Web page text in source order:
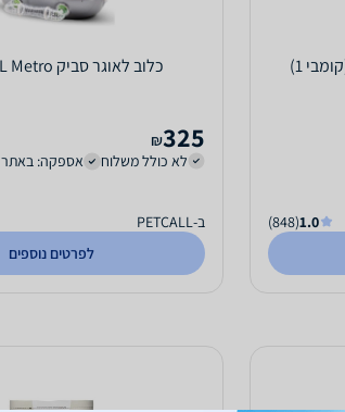
1.0
(848)
כלוב לאוגר סביק Spelos XL Metro
325
₪
לא כולל משלוח
אספקה: באתר
ב-PETCALL
לפרטים נוספים